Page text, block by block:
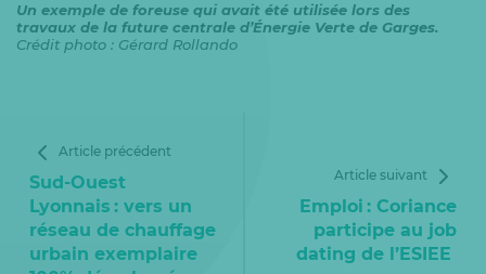
Un exemple de foreuse qui avait été utilisée lors des
travaux de la future centrale d’Énergie Verte de Garges.
Crédit photo : Gérard Rollando
Article précédent
Sud-Ouest
Lyonnais : vers un
réseau de chauffage
urbain exemplaire
Article suivant
Emploi : Coriance
participe au job
dating de l’ESIEE